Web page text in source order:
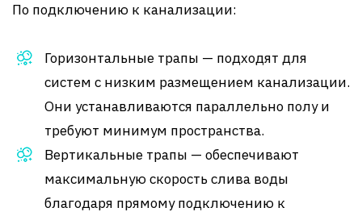
По подключению к канализации:
Горизонтальные трапы — подходят для
систем с низким размещением канализации.
Они устанавливаются параллельно полу и
требуют минимум пространства.
Вертикальные трапы — обеспечивают
максимальную скорость слива воды
благодаря прямому подключению к